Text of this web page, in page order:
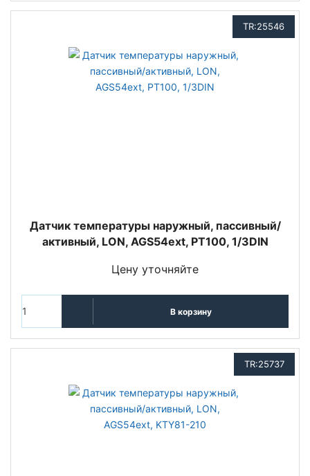
TR:25546
Датчик температуры наружный, пассивный/
активный, LON, AGS54ext, PT100, 1/3DIN
Цену уточняйте
В корзину
TR:25737